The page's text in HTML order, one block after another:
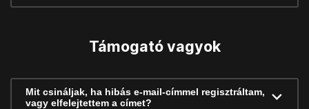
Támogató vagyok
Mit csináljak, ha hibás e-mail-címmel regisztráltam,
vagy elfelejtettem a címet?